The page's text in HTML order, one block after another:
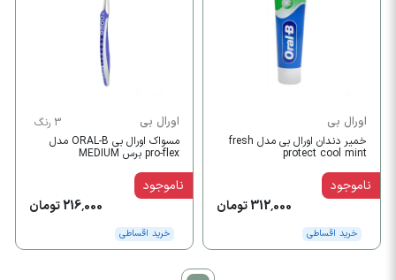
اورال بی
خمیر دندان اورال بی مدل fresh
protect cool mint
312,000 تومان
خرید اقساطی
ناموجود
اورال بی
3 رنگ
مسواک اورال بی ORAL-B مدل
pro-flex برس MEDIUM
216,000 تومان
خرید اقساطی
ناموجود